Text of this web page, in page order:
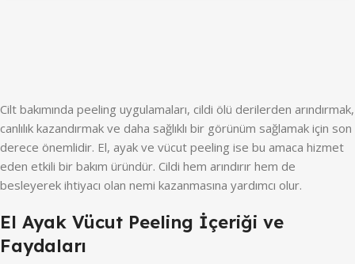
Cilt bakımında peeling uygulamaları, cildi ölü derilerden arındırmak,
canlılık kazandırmak ve daha sağlıklı bir görünüm sağlamak için son
derece önemlidir. El, ayak ve vücut peeling ise bu amaca hizmet
eden etkili bir bakım üründür. Cildi hem arındırır hem de
besleyerek ihtiyacı olan nemi kazanmasına yardımcı olur.
El Ayak Vücut Peeling İçeriği ve
Faydaları